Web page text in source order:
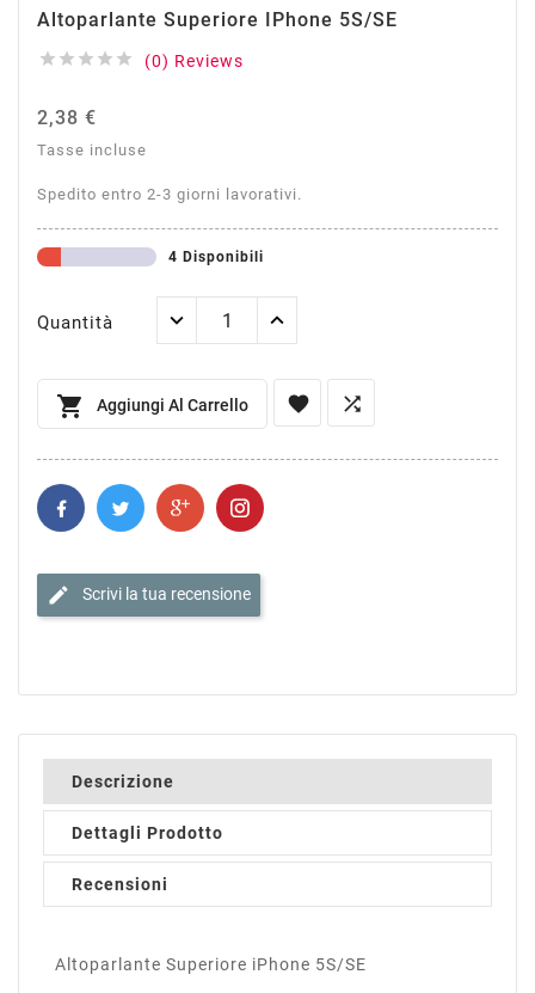
Altoparlante Superiore IPhone 5S/SE
     (0) Reviews
2,38 €
Tasse incluse
Spedito entro 2-3 giorni lavorativi.
4 Disponibili
Quantità
 Aggiungi Al Carrello  
edit Scrivi la tua recensione
Descrizione
Dettagli Prodotto
Recensioni
Altoparlante Superiore iPhone 5S/SE